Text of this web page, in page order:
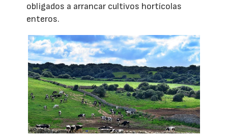
obligados a arrancar cultivos hortícolas
enteros.